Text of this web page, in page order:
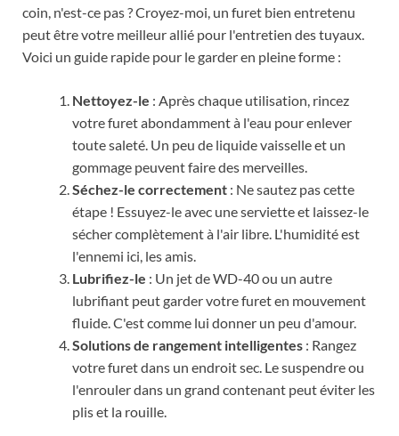
coin, n'est-ce pas ? Croyez-moi, un furet bien entretenu
peut être votre meilleur allié pour l'entretien des tuyaux.
Voici un guide rapide pour le garder en pleine forme :
Nettoyez-le : Après chaque utilisation, rincez
votre furet abondamment à l'eau pour enlever
toute saleté. Un peu de liquide vaisselle et un
gommage peuvent faire des merveilles.
Séchez-le correctement : Ne sautez pas cette
étape ! Essuyez-le avec une serviette et laissez-le
sécher complètement à l'air libre. L'humidité est
l'ennemi ici, les amis.
Lubrifiez-le : Un jet de WD-40 ou un autre
lubrifiant peut garder votre furet en mouvement
fluide. C'est comme lui donner un peu d'amour.
Solutions de rangement intelligentes : Rangez
votre furet dans un endroit sec. Le suspendre ou
l'enrouler dans un grand contenant peut éviter les
plis et la rouille.